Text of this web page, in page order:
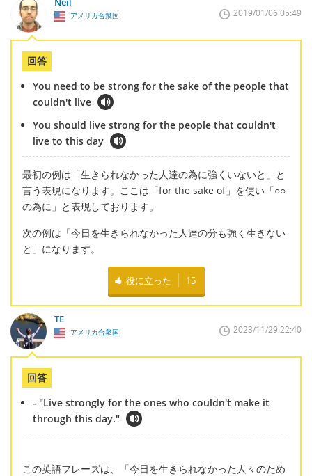
アメリカ合衆国 2019/01/06 05:49
回答
You need to be strong for the sake of the people that
couldn't live
You should live strong for the people that couldn't
live to this day
最初の例は「生きられなかった人達の為に強くいないと」と
言う表現になります。ここは「for the sake of」を使い「○○
の為に」と表現しております。
次の例は「今日を生きられなかった人達の分も強く生きない
と」になります。
役に立った 15
TE
アメリカ合衆国 2023/11/29 22:40
回答
- "Live strongly for the ones who couldn't make it
through this day."
この英語フレーズは、「今日を生きられなかった人々のため